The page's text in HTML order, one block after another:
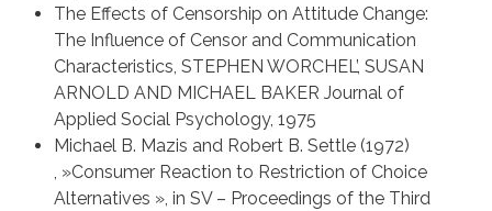
The Effects of Censorship on Attitude Change:
The Influence of Censor and Communication
Characteristics, STEPHEN WORCHEL’, SUSAN
ARNOLD AND MICHAEL BAKER Journal of
Applied Social Psychology, 1975
Michael B. Mazis and Robert B. Settle (1972)
, »Consumer Reaction to Restriction of Choice
Alternatives », in SV – Proceedings of the Third